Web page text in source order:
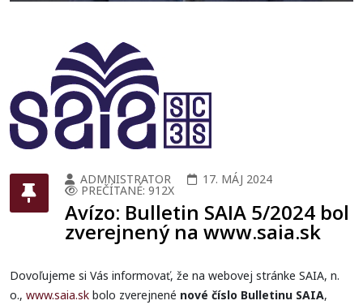
ADMNISTRATOR 17. MÁJ 2024
PREČÍTANÉ: 912X
Avízo: Bulletin SAIA 5/2024 bol
zverejnený na www.saia.sk
Dovoľujeme si Vás informovať, že na webovej stránke SAIA, n.
o., www.saia.sk bolo zverejnené nové číslo Bulletinu SAIA,